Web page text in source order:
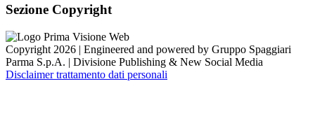
Sezione Copyright
Copyright 2026 | Engineered and powered by Gruppo Spaggiari
Parma S.p.A. | Divisione Publishing & New Social Media
Disclaimer trattamento dati personali